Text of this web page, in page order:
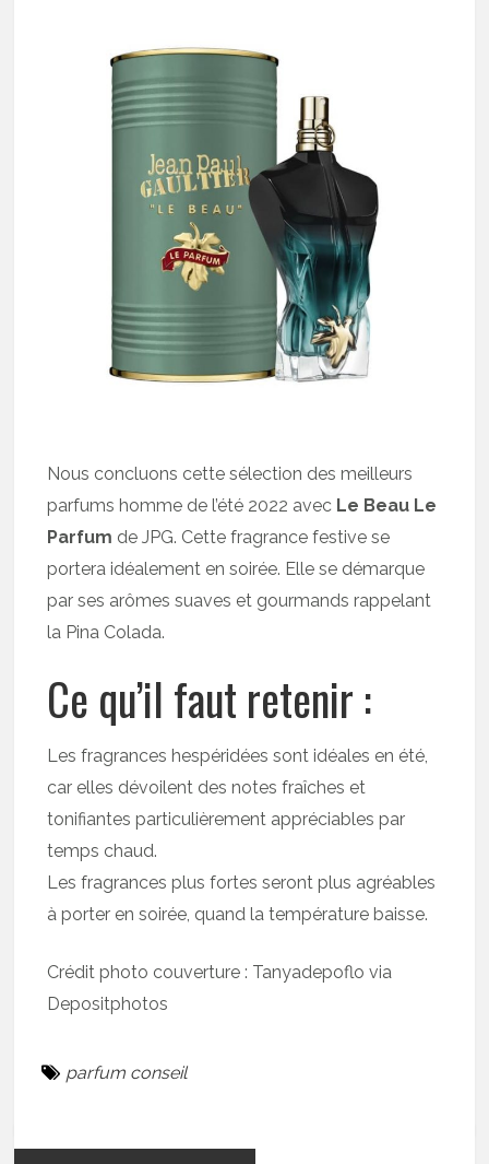
Nous concluons cette sélection des meilleurs
parfums homme de l’été 2022 avec Le Beau Le
Parfum de JPG. Cette fragrance festive se
portera idéalement en soirée. Elle se démarque
par ses arômes suaves et gourmands rappelant
la Pina Colada.
Ce qu’il faut retenir :
Les fragrances hespéridées sont idéales en été,
car elles dévoilent des notes fraîches et
tonifiantes particulièrement appréciables par
temps chaud.
Les fragrances plus fortes seront plus agréables
à porter en soirée, quand la température baisse.
Crédit photo couverture : Tanyadepoflo via
Depositphotos
parfum conseil